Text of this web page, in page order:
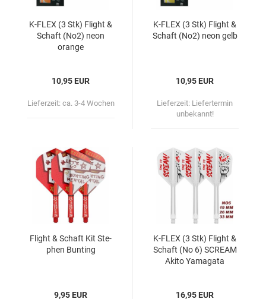
K-​FLEX (3 Stk) Flight &
Schaft (No2) neon
oran­ge
10,95 EUR
Lieferzeit: ca. 3-4 Wochen
K-​FLEX (3 Stk) Flight &
Schaft (No2) neon gelb
10,95 EUR
Lieferzeit: Liefertermin
unbekannt!
Flight & Schaft Kit Ste­
phen Bun­ting
9,95 EUR
K-​FLEX (3 Stk) Flight &
Schaft (No 6) SCREAM
Akito Ya­ma­ga­ta
16,95 EUR